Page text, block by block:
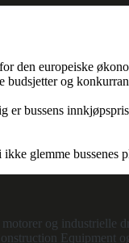
den europeiske
budsjetter og
bussens
glemme
og industrielle
Equipment